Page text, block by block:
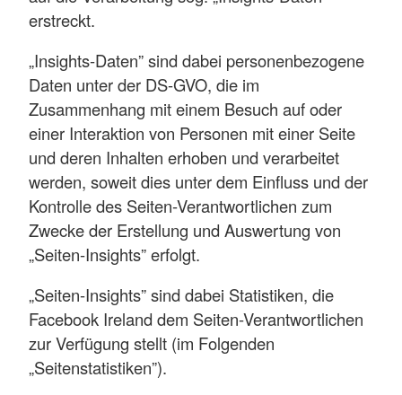
erstreckt.
„Insights-Daten” sind dabei personenbezogene
Daten unter der DS-GVO, die im
Zusammenhang mit einem Besuch auf oder
einer Interaktion von Personen mit einer Seite
und deren Inhalten erhoben und verarbeitet
werden, soweit dies unter dem Einfluss und der
Kontrolle des Seiten-Verantwortlichen zum
Zwecke der Erstellung und Auswertung von
„Seiten-Insights” erfolgt.
„Seiten-Insights” sind dabei Statistiken, die
Facebook Ireland dem Seiten-Verantwortlichen
zur Verfügung stellt (im Folgenden
„Seitenstatistiken”).